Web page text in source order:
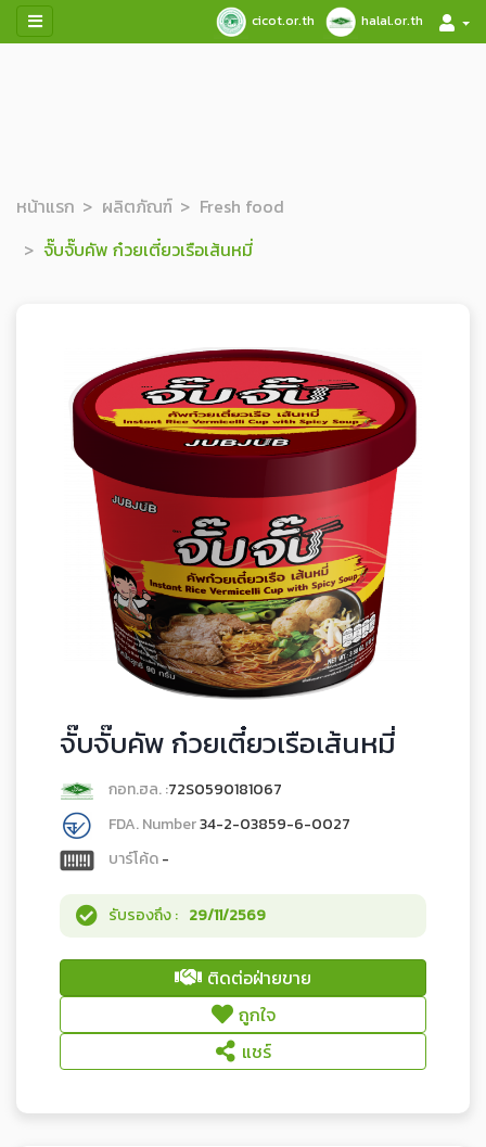
cicot.or.th halal.or.th
หน้าแรก ผลิตภัณฑ์
Fresh food
จั๊บจั๊บคัพ ก๋วยเตี๋ยวเรือเส้นหมี่
จั๊บจั๊บคัพ ก๋วยเตี๋ยวเรือเส้นหมี่
กอท.ฮล. :72S0590181067
FDA. Number34-2-03859-6-0027
บาร์โค้ด-
รับรองถึง : 29/11/2569
ติดต่อฝ่ายขาย
ถูกใจ
แชร์